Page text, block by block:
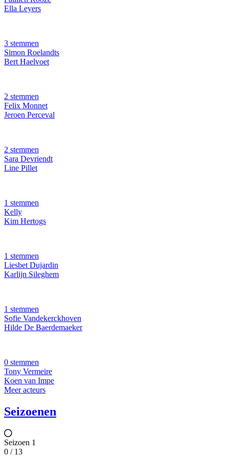
Ella Leyers
3 stemmen
Simon Roelandts
Bert Haelvoet
2 stemmen
Felix Monnet
Jeroen Perceval
2 stemmen
Sara Devriendt
Line Pillet
1 stemmen
Kelly
Kim Hertogs
1 stemmen
Liesbet Dujardin
Karlijn Sileghem
1 stemmen
Sofie Vandekerckhoven
Hilde De Baerdemaeker
0 stemmen
Tony Vermeire
Koen van Impe
Meer acteurs
Seizoenen
Seizoen 1
0 / 13